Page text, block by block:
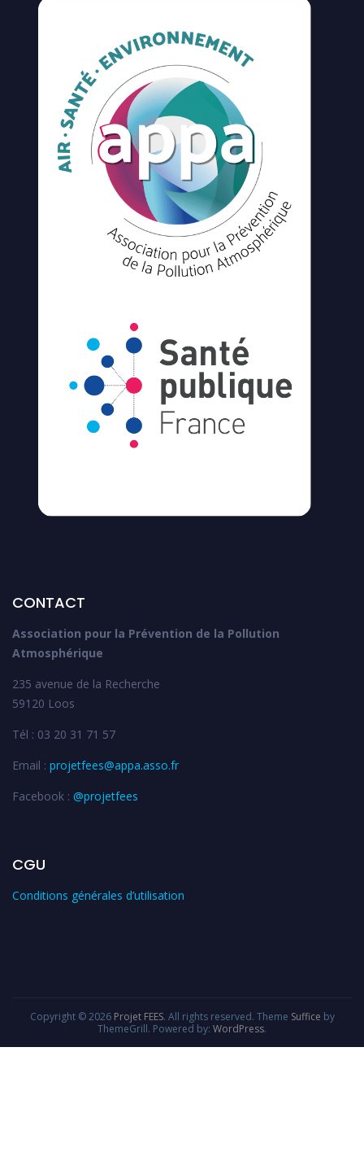
CONTACT
Association pour la Prévention de la Pollution
Atmosphérique
235 avenue de la Recherche
59120 Loos
Tél : 03 20 31 71 57
Email : projetfees@appa.asso.fr
Facebook : @projetfees
CGU
Conditions générales d’utilisation
Copyright © 2026 Projet FEES. All rights reserved. Theme Suffice by
ThemeGrill. Powered by: WordPress.